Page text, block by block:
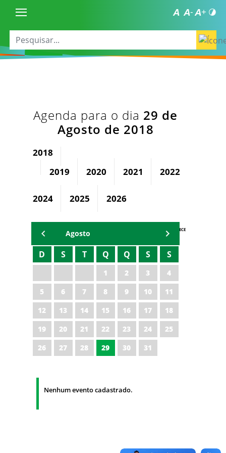
Agenda para o dia 29 de
Agosto de 2018
2018
2019
2020 2021 2022
2024 2025 2026
AGENDA IPECE
Agosto
D S T Q Q S S
1 2 3
4
5
6 7 8 9 10
11
12
13 14 15 16 17
18
19
20 21 22 23 24
25
26
27 28 29 30 31
Nenhum evento cadastrado.